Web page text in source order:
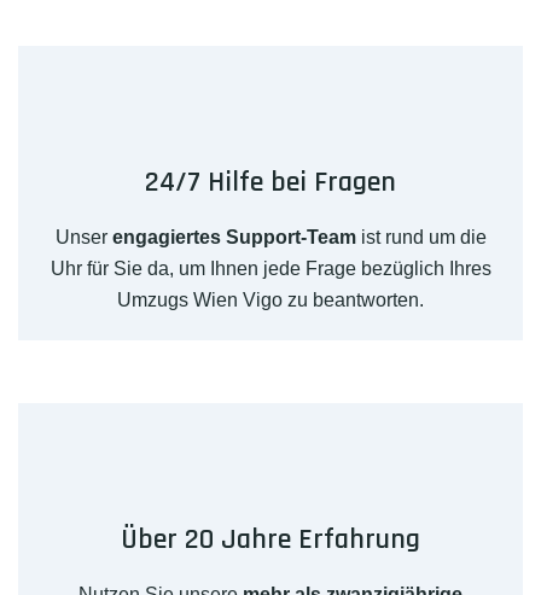
24/7 Hilfe bei Fragen
Unser engagiertes Support-Teamist rund um die
Uhr für Sie da, um Ihnen jede Frage bezüglich Ihres
Umzugs Wien Vigo zu beantworten.
Über 20 Jahre Erfahrung